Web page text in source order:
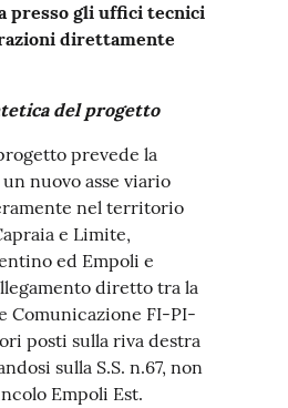
presso gli uffici tecnici
direttamente
del progetto
prevede la
nuovo asse viario
nel territorio
e Limite,
ed Empoli e
diretto tra la
Comunicazione FI-PI-
posti sulla riva destra
sulla S.S. n.67, non
Empoli Est.